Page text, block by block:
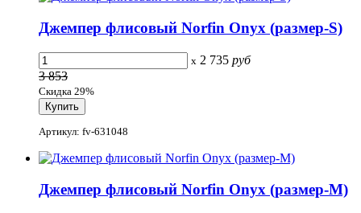
Джемпер флисовый Norfin Onyx (размер-S)
x 2 735 руб
3 853
Скидка 29%
Артикул: fv-631048
Джемпер флисовый Norfin Onyx (размер-M)